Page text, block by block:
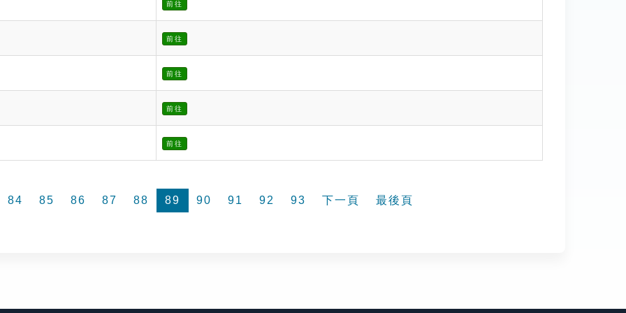
前往
前往
前往
前往
前往
84 85 86 87 88 89 90 91 92 93 下一頁 最後頁